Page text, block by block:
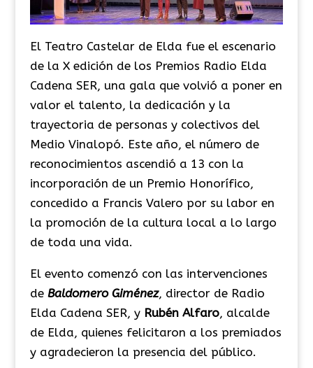
El Teatro Castelar de Elda fue el escenario
de la X edición de los Premios Radio Elda
Cadena SER, una gala que volvió a poner en
valor el talento, la dedicación y la
trayectoria de personas y colectivos del
Medio Vinalopó. Este año, el número de
reconocimientos ascendió a 13 con la
incorporación de un Premio Honorífico,
concedido a Francis Valero por su labor en
la promoción de la cultura local a lo largo
de toda una vida.
El evento comenzó con las intervenciones
de Baldomero Giménez, director de Radio
Elda Cadena SER, y Rubén Alfaro, alcalde
de Elda, quienes felicitaron a los premiados
y agradecieron la presencia del público.